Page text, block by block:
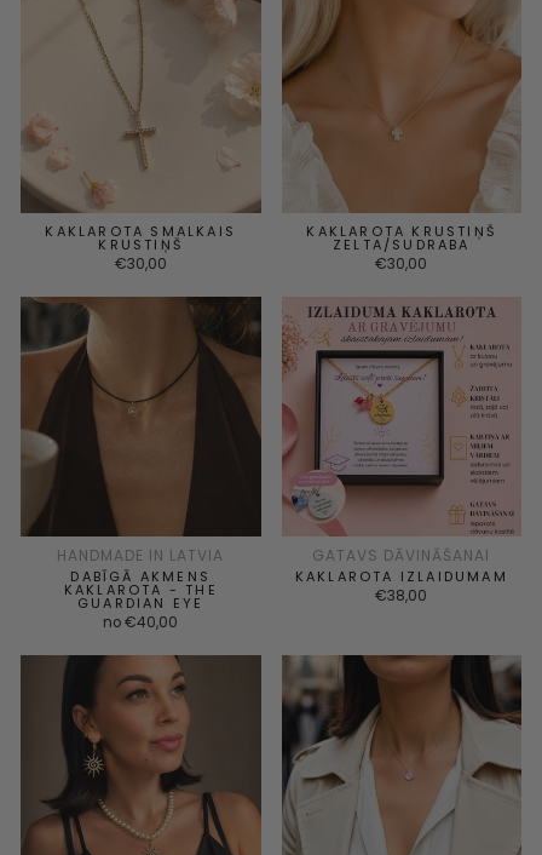
KAKLAROTA SMALKAIS
KRUSTIŅŠ
€30,00
KAKLAROTA KRUSTIŅŠ
ZELTA/SUDRABA
€30,00
HANDMADE IN LATVIA
DABĪGĀ AKMENS
KAKLAROTA - THE
GUARDIAN EYE
no €40,00
GATAVS DĀVINĀŠANAI
KAKLAROTA IZLAIDUMAM
€38,00